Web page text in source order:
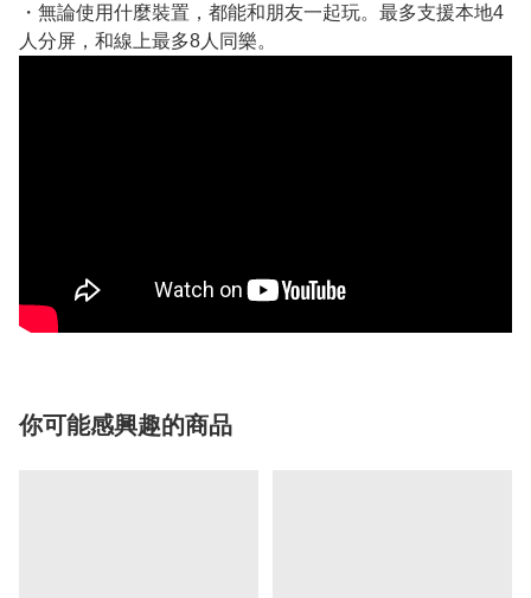
・無論使用什麼裝置，都能和朋友一起玩。最多支援本地4
人分屏，和線上最多8人同樂。
你可能感興趣的商品